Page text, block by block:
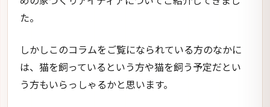
た。
しかしこのコラムをご覧になられている方のなかに
は、猫を飼っているという方や猫を飼う予定だとい
う方もいらっしゃるかと思います。